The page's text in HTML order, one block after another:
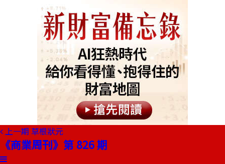
上一期 草根狀元
《商業周刊》第 826 期